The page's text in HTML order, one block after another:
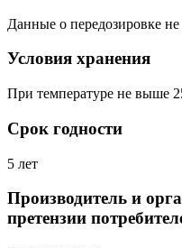
Данные о передозировке
Условия хранения
При температуре не выше
Срок годности
5 лет
Производитель и
претензии